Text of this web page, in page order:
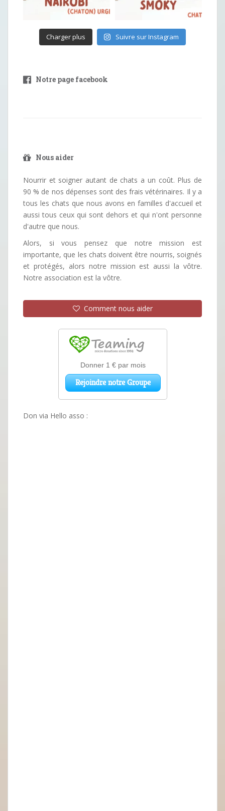
Charger plus Suivre sur Instagram
Notre page facebook
Nous aider
Nourrir et soigner autant de chats a un coût. Plus de
90 % de nos dépenses sont des frais vétérinaires. Il y a
tous les chats que nous avons en familles d'accueil et
aussi tous ceux qui sont dehors et qui n'ont personne
d'autre que nous.
Alors, si vous pensez que notre mission est
importante, que les chats doivent être nourris, soignés
et protégés, alors notre mission est aussi la vôtre.
Notre association est la vôtre.
Comment nous aider
Don via Hello asso :